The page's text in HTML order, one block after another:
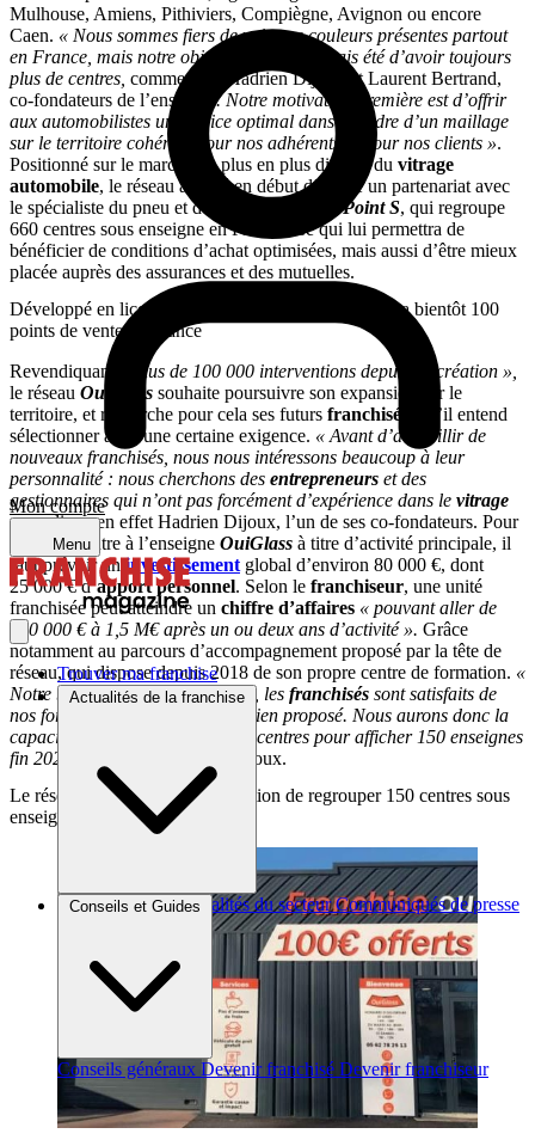
Mon compte
Menu
Trouver ma franchise
Actualités de la franchise
Brèves et actus Actualités du secteur Communiqués de presse
Conseils et Guides
Conseils généraux Devenir franchisé Devenir franchiseur
Mulhouse, Amiens, Pithiviers, Compiègne, Avignon ou encore
Caen. « Nous sommes fiers de voir nos couleurs présentes partout
en France, mais notre objectif final n’a jamais été d’avoir toujours
plus de centres, commentent Hadrien Dijoux et Laurent Bertrand,
co-fondateurs de l’enseigne . Notre motivation première est d’offrir
aux automobilistes un service optimal dans le cadre d’un maillage
sur le territoire cohérent pour nos adhérents et pour nos clients ».
Positionné sur le marché de plus en plus disputé du vitrage
automobile, le réseau a noué en début d’année un partenariat avec
le spécialiste du pneu et de
Point S, qui regroupe
660 centres sous enseigne en France. Ce qui lui permettra de
bénéficier de conditions d’achat optimisées, mais aussi d’être mieux
placée auprès des assurances et des mutuelles.
Développé en licence de marque, OuiGlass comptera bientôt 100
points de vente en France
Revendiquant
« plus de 100 000 interventions depuis sa création »,
le réseau OuiGlass souhaite poursuivre son expansion sur le
territoire, et recherche pour cela ses futurs franchisés
, qu’il entend
sélectionner avec une certaine exigence. « Avant d’accueillir de
nouveaux franchisés, nous nous intéressons beaucoup à leur
personnalité : nous cherchons des entrepreneurs et des
gestionnaires qui n’ont pas forcément d’expérience dans le vitrage
», souligne en effet Hadrien Dijoux, l’un de ses co-fondateurs. Pour
créer un centre à l’enseigne OuiGlass à titre d’activité principale, il
faut prévoir uninvestissement global d’environ 80 000 €, dont
25 000 € d’apport personnel. Selon le franchiseur, une unité
franchisée peut atteindre un chiffre d’affaires « pouvant aller de
450 000 € à 1,5 M€ après un ou deux ans d’activité ». Grâce
notamment au parcours d’accompagnement proposé par la tête de
réseau, qui dispose depuis 2018 de son propre centre de formation. «
Notre business model fonctionne, les franchisés sont satisfaits de
nos formations et du suivi quotidien proposé. Nous aurons donc la
capacité d’intégrer de nouveaux centres pour afficher 150 enseignes
fin 2025 »,
annonce Hadrien Dijoux.
Le réseau OuiGlass a pour ambition de regrouper 150 centres sous
enseigne à fin 2025